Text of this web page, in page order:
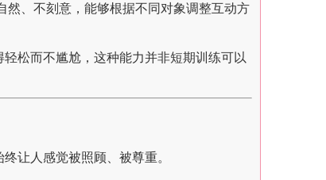
然、不刻意，能够根据不同对象调整互动方
松而不尴尬，这种能力并非短期训练可以
让人感觉被照顾、被尊重。